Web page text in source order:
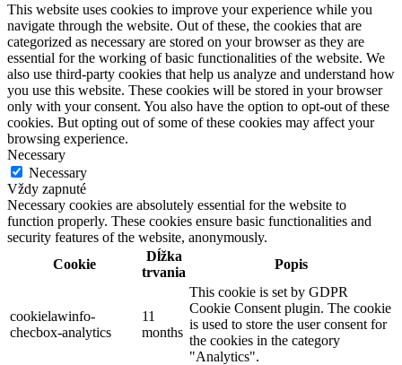
This website uses cookies to improve your experience while you
navigate through the website. Out of these, the cookies that are
categorized as necessary are stored on your browser as they are
essential for the working of basic functionalities of the website. We
also use third-party cookies that help us analyze and understand how
you use this website. These cookies will be stored in your browser
only with your consent. You also have the option to opt-out of these
cookies. But opting out of some of these cookies may affect your
browsing experience.
Necessary
Necessary
Vždy zapnuté
Necessary cookies are absolutely essential for the website to
function properly. These cookies ensure basic functionalities and
security features of the website, anonymously.
Cookie
Dĺžka
trvania
Popis
cookielawinfo-
checbox-analytics
11
months
This cookie is set by GDPR
Cookie Consent plugin. The cookie
is used to store the user consent for
the cookies in the category
"Analytics".